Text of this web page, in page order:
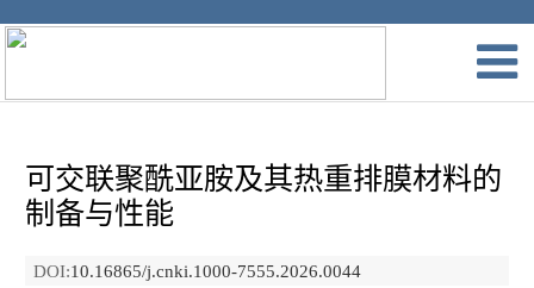
可交联聚酰亚胺及其热重排膜材料的
制备与性能
DOI:10.16865/j.cnki.1000-7555.2026.0044